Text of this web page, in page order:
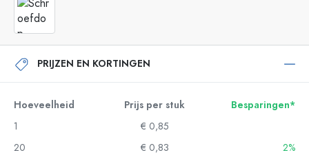
PRIJZEN EN KORTINGEN
Hoeveelheid Prijs per stuk
Besparingen*
1
€ 0,85
20
€ 0,83
2%